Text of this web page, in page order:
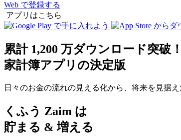
Web で登録する
アプリはこちら
累計 1,200 万ダウンロード突破！
家計簿アプリの決定版
日々のお金の流れの見える化から、将来を見据
くふう Zaim は
貯まる & 増える